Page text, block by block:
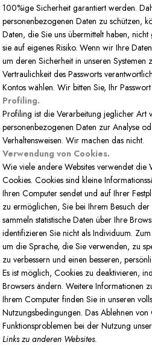
100%ige Sicherheit garantiert werden.
personenbezogenen Daten zu schützen,
Daten, die Sie uns übermittelt haben,
sie auf eigenes Risiko. Wenn wir Ihre
um deren Sicherheit in unseren
Vertraulichkeit des Passworts
Kontos wählen. Wir bitten Sie, Ihr
Profiling.
Profiling ist die Verarbeitung jeglicher Art
personenbezogenen Daten zur Analyse
Verhaltensweisen. Wir machen das nicht.
Verwendung von Cookies.
Wie viele andere Websites verwendet die
Cookies. Cookies sind kleine
Ihren Computer sendet und auf Ihrer
zu ermöglichen, Sie bei Ihrem Besuch
sammeln statistische Daten über Ihre
identifizieren Sie nicht als Individuum.
um die Sprache, die Sie verwenden, zu
zu verbessern und einen besseren,
Es ist möglich, Cookies zu deaktivieren,
Browsers ändern. Weitere Informationen
Ihrem Computer finden Sie in unseren
Nutzungsbedingungen. Das Ablehnen von
Funktionsproblemen bei der Nutzung
Links zu anderen Websites.